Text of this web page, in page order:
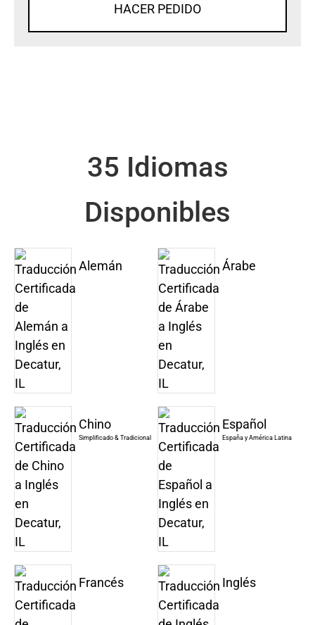
HACER PEDIDO
35 Idiomas
Disponibles
Alemán Árabe
Chino
Simplificado & Tradicional
Español
España y América Latina
Francés Inglés